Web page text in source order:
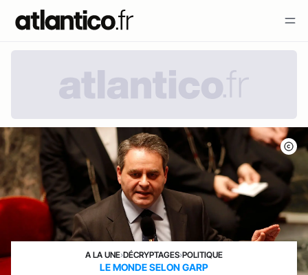
A LA UNE›DÉCRYPTAGES›POLITIQUE
LE MONDE SELON GARP